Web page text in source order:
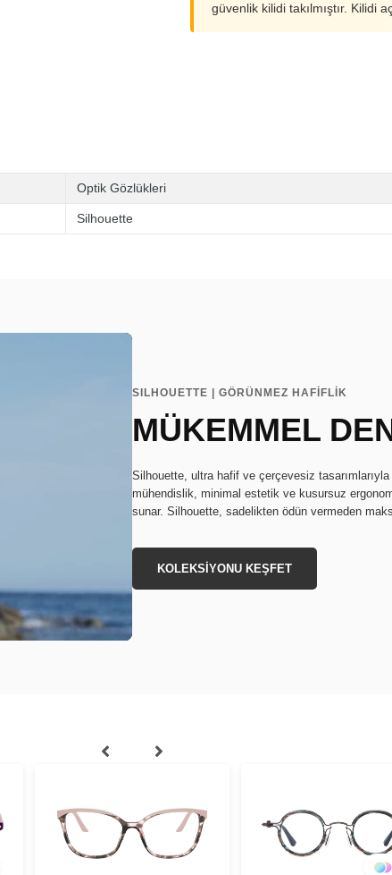
güvenlik kilidi takılmıştır. Kilidi
Optik Gözlükleri
Silhouette
SILHOUETTE | GÖRÜNMEZ HAFİFLİK
MÜKEMMEL
Silhouette, ultra hafif ve çerçevesiz
mühendislik, minimal estetik ve kusursuz
sunar. Silhouette, sadelikten ödün vermeden
KOLEKSİYONU KEŞFET